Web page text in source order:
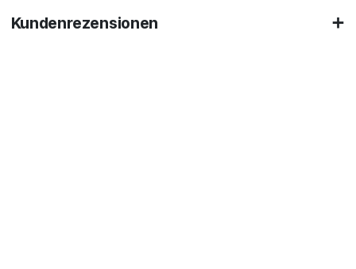
Kundenrezensionen